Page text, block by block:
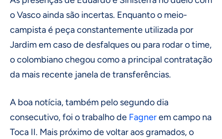
o Vasco ainda são incertas. Enquanto o meio-
campista é peça constantemente utilizada por
Jardim em caso de desfalques ou para rodar o time,
o colombiano chegou como a principal contratação
da mais recente janela de transferências.
A boa notícia, também pelo segundo dia
consecutivo, foi o trabalho de Fagnerem campo na
Toca II. Mais próximo de voltar aos gramados, o